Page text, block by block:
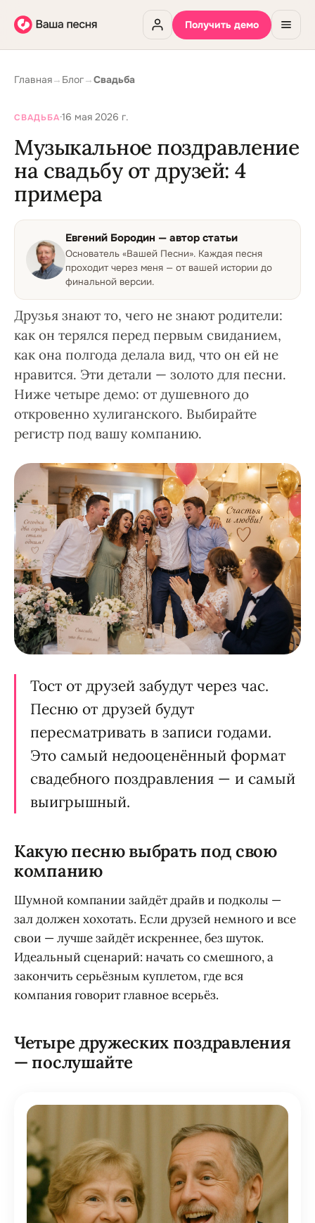
Получить демо
Главная→ Блог→Свадьба
СВАДЬБА·16 мая 2026 г.
Музыкальное поздравление
на свадьбу от друзей: 4
примера
Евгений Бородин — автор статьи
Основатель «Вашей Песни». Каждая песня
проходит через меня — от вашей истории до
финальной версии.
Друзья знают то, чего не знают родители:
как он терялся перед первым свиданием,
как она полгода делала вид, что он ей не
нравится. Эти детали — золото для песни.
Ниже четыре демо: от душевного до
откровенно хулиганского. Выбирайте
регистр под вашу компанию.
Тост от друзей забудут через час.
Песню от друзей будут
пересматривать в записи годами.
Это самый недооценённый формат
свадебного поздравления — и самый
выигрышный.
Какую песню выбрать под свою
компанию
Шумной компании зайдёт драйв и подколы —
зал должен хохотать. Если друзей немного и все
свои — лучше зайдёт искреннее, без шуток.
Идеальный сценарий: начать со смешного, а
закончить серьёзным куплетом, где вся
компания говорит главное всерьёз.
Четыре дружеских поздравления
— послушайте